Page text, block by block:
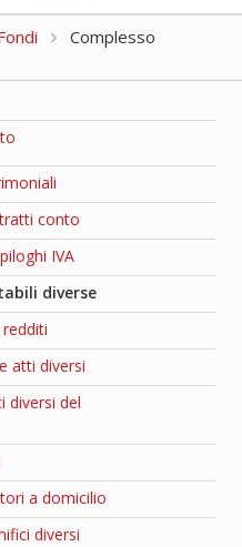
Complesso
conto
IVA
diverse
atti diversi
diversi del
a domicilio
diversi